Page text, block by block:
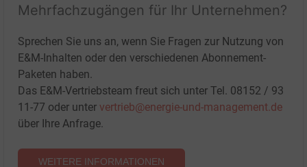
Mehrfachzugängen für Ihr Unternehmen?
Sprechen Sie uns an, wenn Sie Fragen zur Nutzung von
E&M-Inhalten oder den verschiedenen Abonnement-
Paketen haben.
Das E&M-Vertriebsteam freut sich unter Tel. 08152 / 93
11-77 oder unter vertrieb@energie-und-management.de
über Ihre Anfrage.
WEITERE INFORMATIONEN